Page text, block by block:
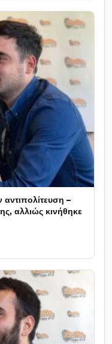
–
αλλιώς κινήθηκε